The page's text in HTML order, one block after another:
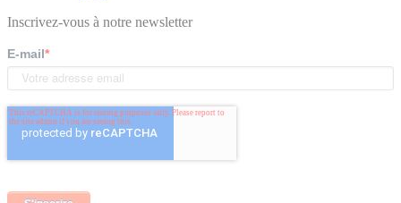
Inscrivez-vous à notre newsletter
E-mail*